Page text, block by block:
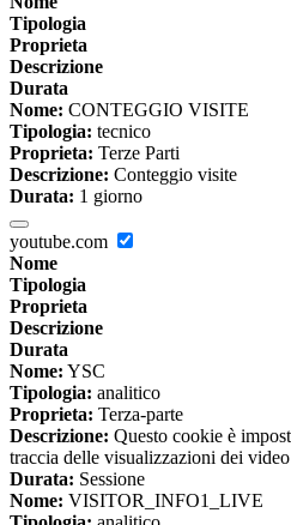
Tipologia
Proprieta
Descrizione
Durata
Nome: CONTEGGIO VISITE
Tipologia: tecnico
Proprieta: Terze Parti
Descrizione: Conteggio visite
Durata: 1 giorno
youtube.com
Nome
Tipologia
Proprieta
Descrizione
Durata
Nome: YSC
Tipologia: analitico
Proprieta: Terza-parte
Descrizione: Questo cookie è
traccia delle visualizzazioni dei
Durata: Sessione
Nome: VISITOR_INFO1_LIVE